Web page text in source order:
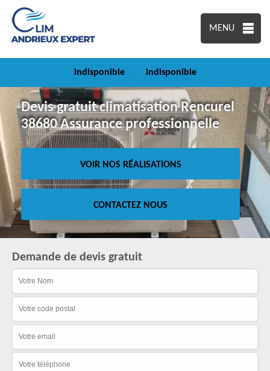
MENU
indisponible - indisponible
Devis gratuit climatisation Rencurel
38680 Assurance professionnelle
VOIR NOS RÉALISATIONS
CONTACTEZ NOUS
Demande de devis gratuit